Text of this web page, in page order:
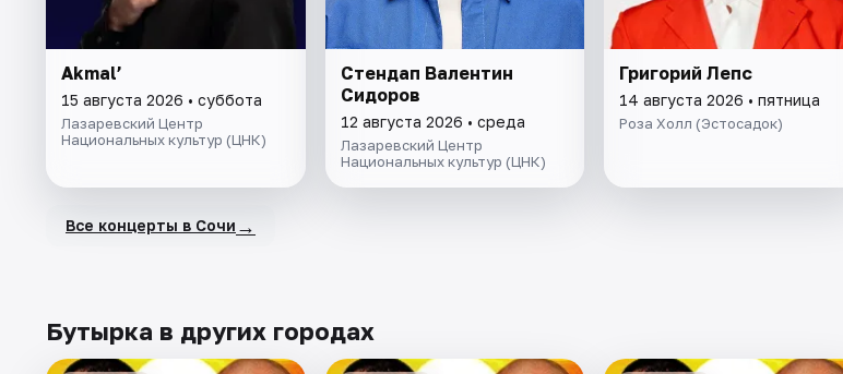
Akmal’
15 августа 2026 • суббота
Лазаревский Центр
Национальных культур (ЦНК)
Стендап Валентин
Сидоров
12 августа 2026 • среда
Лазаревский Центр
Национальных культур (ЦНК)
Григорий Лепс
14 августа 2026 • пятница
Роза Холл (Эстосадок)
Все концерты в Сочи →
Бутырка в других городах